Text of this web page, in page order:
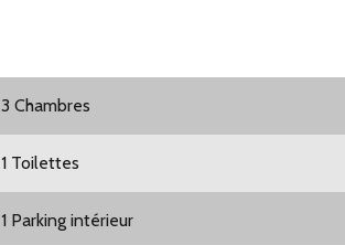
3 Chambres
1 Toilettes
1 Parking intérieur